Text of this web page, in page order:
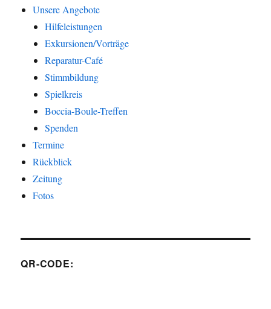
Unsere Angebote
Hilfeleistungen
Exkursionen/Vorträge
Reparatur-Café
Stimmbildung
Spielkreis
Boccia-Boule-Treffen
Spenden
Termine
Rückblick
Zeitung
Fotos
QR-CODE: